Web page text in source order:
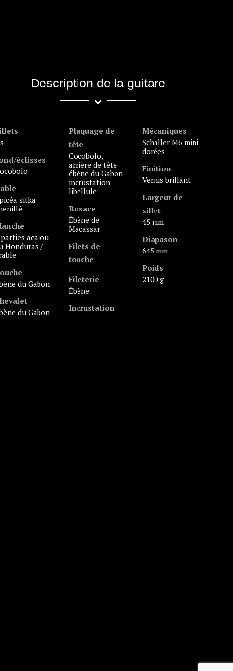
Description de la guitare
Os
éclisses
cocobolo
Honduras /
ébène du Gabon
ébène du Gabon
Plaquage de
tête
cocobolo,
arrière de tête
ébène du Gabon
incrustation
libellule
Rosace
ébène de
Macassar
Filets de
touche
Fileterie
ébène
Incrustation
Mécaniques
Schaller M6 mini
dorées
Finition
vernis brillant
Largeur de
sillet
45 mm
Diapason
645 mm
Poids
2100 g